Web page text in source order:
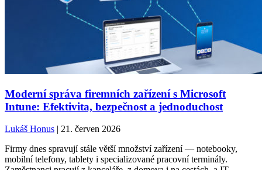
Moderní správa firemních zařízení s Microsoft
Intune: Efektivita, bezpečnost a jednoduchost
Lukáš Honus | 21. červen 2026
Firmy dnes spravují stále větší množství zařízení — notebooky,
mobilní telefony, tablety i specializované pracovní terminály.